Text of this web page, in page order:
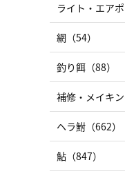
ライト・エアポ
網（54）
釣り餌（88）
補修・メイキン
ヘラ鮒（662）
鮎（847）